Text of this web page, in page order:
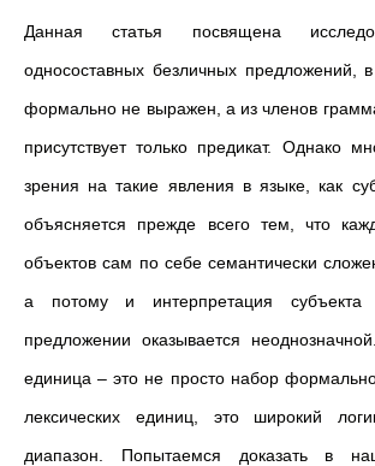
Данная статья посвящена
односоставных безличных предложений,
формально не выражен, а из членов
присутствует только предикат. Однако
зрения на такие явления в языке, как
объясняется прежде всего тем, что
объектов сам по себе семантически
а потому и интерпретация
предложении оказывается
единица– это не просто набор
лексических единиц, это широкий
диапазон. Попытаемся доказать в